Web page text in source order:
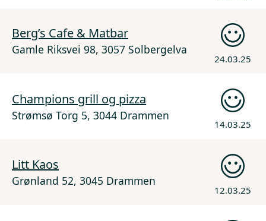
Berg’s Cafe & Matbar
Gamle Riksvei 98, 3057 Solbergelva
24.03.25
Champions grill og pizza
Strømsø Torg 5, 3044 Drammen
14.03.25
Litt Kaos
Grønland 52, 3045 Drammen
12.03.25